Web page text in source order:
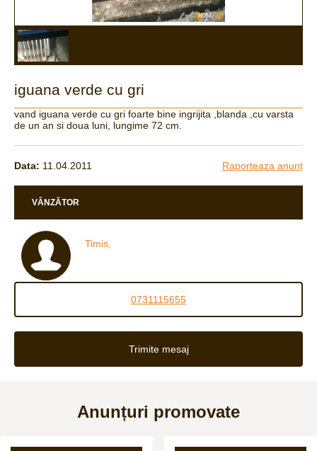
iguana verde cu gri
vand iguana verde cu gri foarte bine ingrijita ,blanda ,cu varsta
de un an si doua luni, lungime 72 cm.
Data: 11.04.2011 Raporteaza anunț
VÂNZĂTOR
Timis,
0731115655
Trimite mesaj
Anunțuri promovate